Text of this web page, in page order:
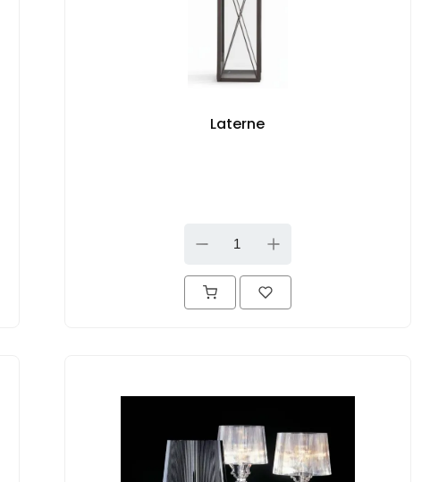
Laterne
DOWN